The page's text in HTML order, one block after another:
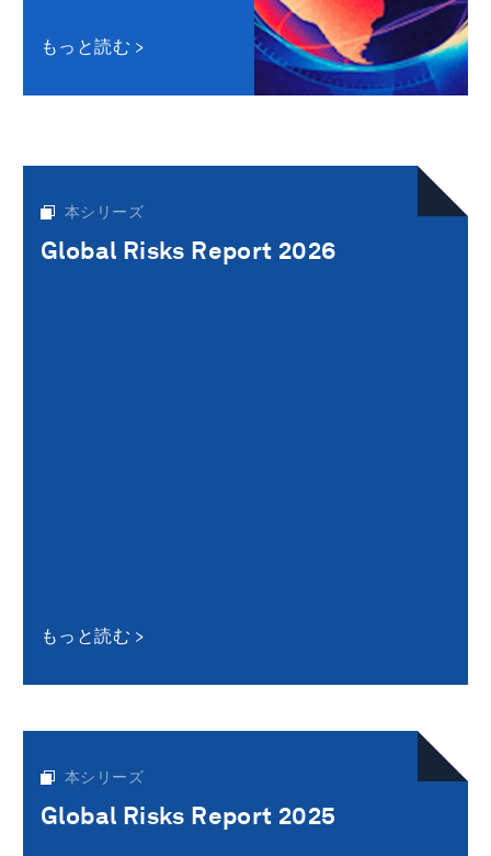
もっと読む
本シリーズ
Global Risks Report 2026
もっと読む
本シリーズ
Global Risks Report 2025